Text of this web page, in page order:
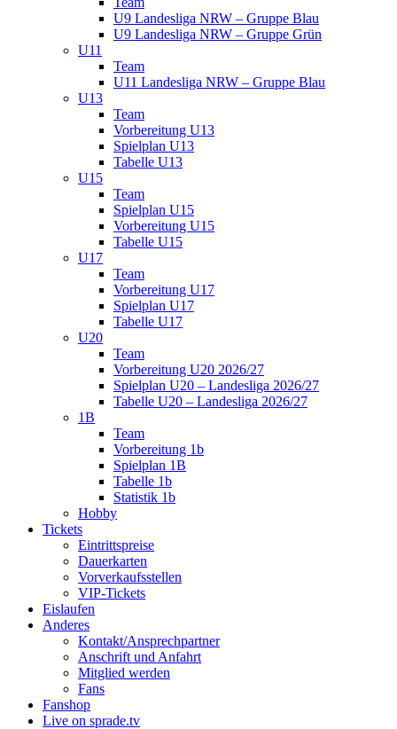
U9 Landesliga NRW – Gruppe Blau
U9 Landesliga NRW – Gruppe Grün
U11
Team
U11 Landesliga NRW – Gruppe Blau
U13
Team
Vorbereitung U13
Spielplan U13
Tabelle U13
U15
Team
Spielplan U15
Vorbereitung U15
Tabelle U15
U17
Team
Vorbereitung U17
Spielplan U17
Tabelle U17
U20
Team
Vorbereitung U20 2026/27
Spielplan U20 – Landesliga 2026/27
Tabelle U20 – Landesliga 2026/27
1B
Team
Vorbereitung 1b
Spielplan 1B
Tabelle 1b
Statistik 1b
Hobby
Tickets
Eintrittspreise
Dauerkarten
Vorverkaufsstellen
VIP-Tickets
Eislaufen
Anderes
Kontakt/Ansprechpartner
Anschrift und Anfahrt
Mitglied werden
Fans
Fanshop
Live on sprade.tv